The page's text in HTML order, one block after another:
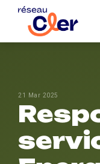
21 Mar 2025